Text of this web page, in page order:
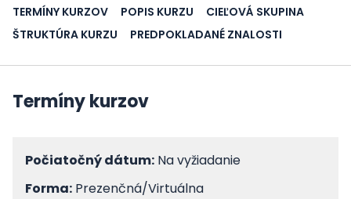
TERMÍNY KURZOV POPIS KURZU
CIEĽOVÁ SKUPINA
ŠTRUKTÚRA KURZU
PREDPOKLADANÉ ZNALOSTI
Termíny kurzov
Počiatočný dátum: Na vyžiadanie
Forma: Prezenčná/Virtuálna